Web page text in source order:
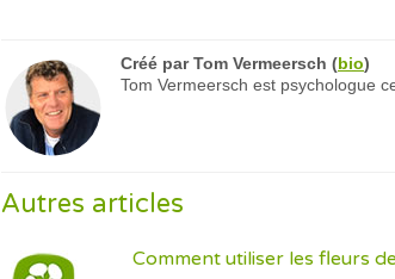
Créé parTom Vermeersch (bio)
Tom Vermeersch est psychologue
Autres articles
Comment utiliser les fleurs